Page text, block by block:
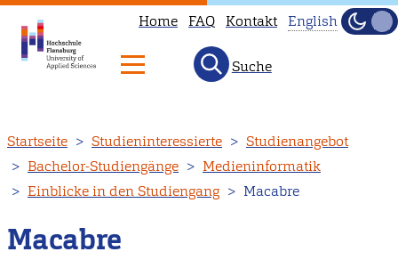
zum
Inhalt
Home FAQ Kontakt
not
available
English
Hell
Suche
Startseite Studieninteressierte
Studienangebot
Bachelor-Studiengänge
Medieninformatik
Einblicke in den Studiengang
Macabre
Macabre